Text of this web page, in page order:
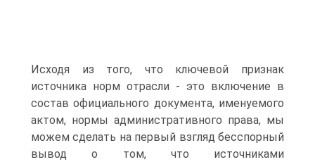
Исходя из того, что ключевой признак
источника норм отрасли - это включение в
состав официального документа, именуемого
актом, нормы административного права, мы
можем сделать на первый взгляд бесспорный
вывод о том, что источниками